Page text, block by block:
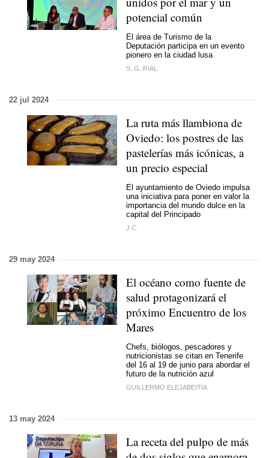
potencial común
El área de Turismo de la
Deputación participa en un evento
pionero en la ciudad lusa
S. G. RIAL
22 jul 2024
La ruta más llambiona de
Oviedo: los postres de las
pastelerías más icónicas, a
un precio especial
El ayuntamiento de Oviedo impulsa
una iniciativa para poner en valor la
importancia del mundo dulce en la
capital del Principado
J.C.
29 may 2024
El océano como fuente de
salud protagonizará el
próximo Encuentro de los
Mares
Chefs, biólogos, pescadores y
nutricionistas se citan en Tenerife
del 16 al 19 de junio para abordar el
futuro de la nutrición azul
GUILLERMO ELEJABEITIA
13 may 2024
La receta del pulpo de más